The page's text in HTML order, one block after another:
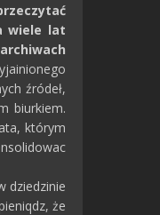
wiele lat
źródeł,
biurkiem.
którym
dziedzinie
że